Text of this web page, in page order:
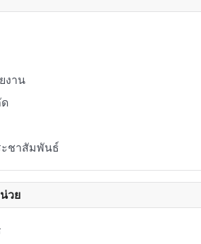
งาน
ชาสัมพันธ์
วย